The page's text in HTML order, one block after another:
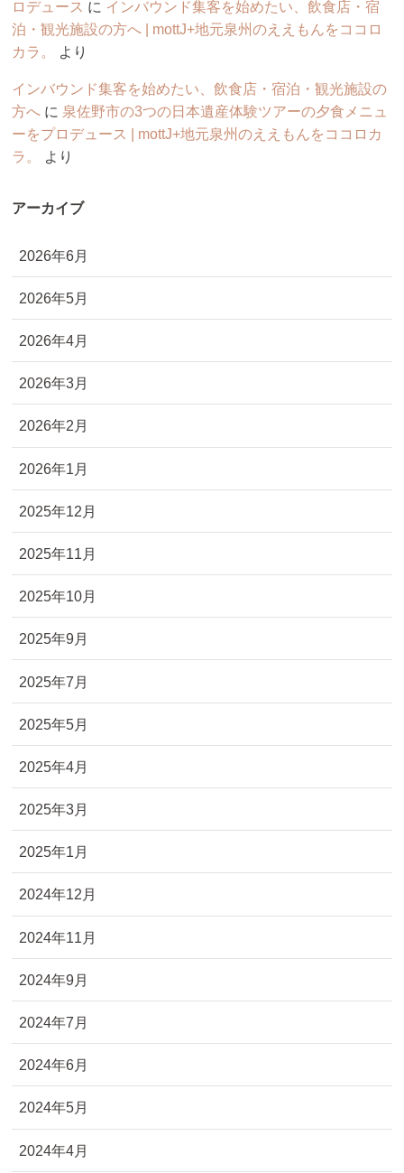
ロデュース に インバウンド集客を始めたい、飲食店・宿
泊・観光施設の方へ | mottJ+地元泉州のええもんをココロ
カラ。
より
インバウンド集客を始めたい、飲食店・宿泊・観光施設の
方へ に 泉佐野市の3つの日本遺産体験ツアーの夕食メニュ
ーをプロデュース | mottJ+地元泉州のええもんをココロカ
ラ。
より
アーカイブ
2026年6月
2026年5月
2026年4月
2026年3月
2026年2月
2026年1月
2025年12月
2025年11月
2025年10月
2025年9月
2025年7月
2025年5月
2025年4月
2025年3月
2025年1月
2024年12月
2024年11月
2024年9月
2024年7月
2024年6月
2024年5月
2024年4月